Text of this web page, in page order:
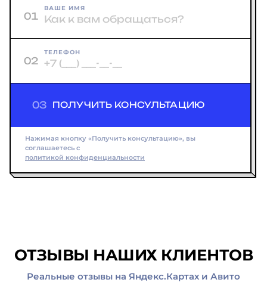
01
ВАШЕ ИМЯ
02
ТЕЛЕФОН
03 ПОЛУЧИТЬ КОНСУЛЬТАЦИЮ
Нажимая кнопку «Получить консультацию», вы
соглашаетесь с
политикой конфиденциальности
ОТЗЫВЫ НАШИХ КЛИЕНТОВ
Реальные отзывы на Яндекс.Картах и Авито